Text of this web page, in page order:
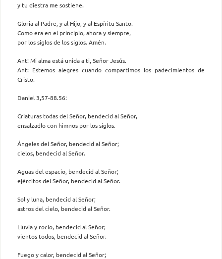
y tu diestra me sostiene.
Gloria al Padre, y al Hijo, y al Espíritu Santo.
Como era en el principio, ahora y siempre,
por los siglos de los siglos. Amén.
Ant: Mi alma está unida a ti, Señor Jesús.
Ant: Estemos alegres cuando compartimos los padecimientos de
Cristo.
Daniel 3,57-88.56:
Criaturas todas del Señor, bendecid al Señor,
ensalzadlo con himnos por los siglos.
Ángeles del Señor, bendecid al Señor;
cielos, bendecid al Señor.
Aguas del espacio, bendecid al Señor;
ejércitos del Señor, bendecid al Señor.
Sol y luna, bendecid al Señor;
astros del cielo, bendecid al Señor.
Lluvia y rocío, bendecid al Señor;
vientos todos, bendecid al Señor.
Fuego y calor, bendecid al Señor;